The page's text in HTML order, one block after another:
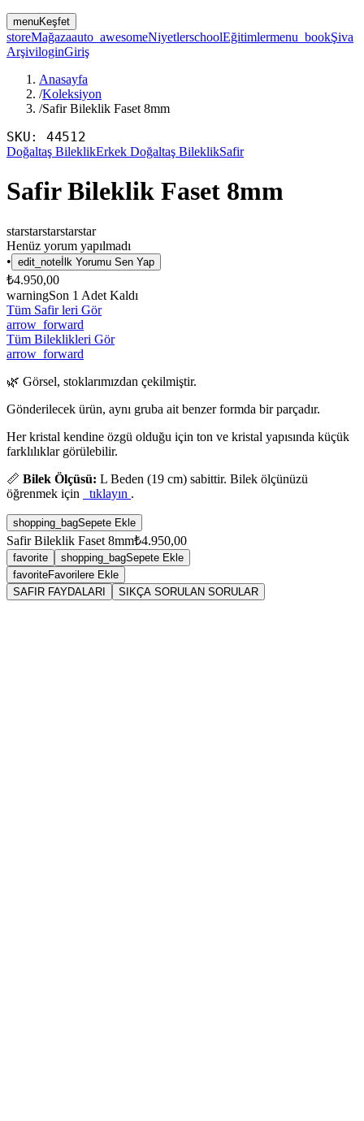
menuKeşfet
storeMağazaauto_awesomeNiyetlerschoolEğitimlermenu_bookŞiva
ArşiviloginGiriş
Anasayfa
/Koleksiyon
/Safir Bileklik Faset 8mm
SKU: 44512
Doğaltaş BileklikErkek Doğaltaş BileklikSafir
Safir Bileklik Faset 8mm
starstarstarstarstar
Henüz yorum yapılmadı
• edit_note İlk Yorumu Sen Yap
₺4.950,00
warningSon 1 Adet Kaldı
Tüm Safir leri Gör
arrow_forward
Tüm Bileklikleri Gör
arrow_forward
🌿 Görsel, stoklarımızdan çekilmiştir.
Gönderilecek ürün, aynı gruba ait benzer formda bir parçadır.
Her kristal kendine özgü olduğu için ton ve kristal yapısında küçük
farklılıklar görülebilir.
📏 Bilek Ölçüsü: L Beden (19 cm) sabittir. Bilek ölçünüzü
öğrenmek için
tıklayın .
shopping_bagSepete Ekle
Safir Bileklik Faset 8mm₺4.950,00
favorite shopping_bagSepete Ekle
favoriteFavorilere Ekle
SAFIR FAYDALARI
SIKÇA SORULAN SORULAR